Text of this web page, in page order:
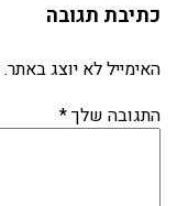
כתיבת תגובה
האימייל לא יוצג באתר.
התגובה שלך*